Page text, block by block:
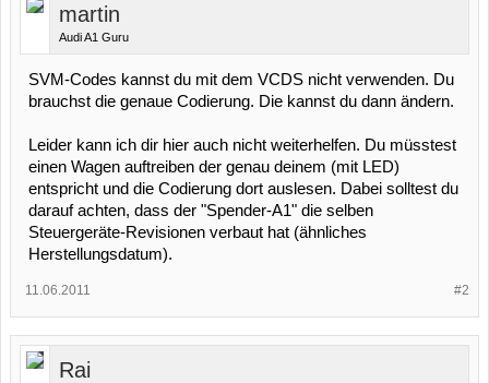
martin
Audi A1 Guru
SVM-Codes kannst du mit dem VCDS nicht verwenden. Du
brauchst die genaue Codierung. Die kannst du dann ändern.
Leider kann ich dir hier auch nicht weiterhelfen. Du müsstest
einen Wagen auftreiben der genau deinem (mit LED)
entspricht und die Codierung dort auslesen. Dabei solltest du
darauf achten, dass der "Spender-A1" die selben
Steuergeräte-Revisionen verbaut hat (ähnliches
Herstellungsdatum).
#2
11.06.2011
Rai